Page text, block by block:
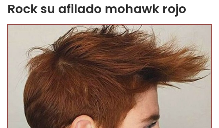
Rock su afilado mohawk rojo